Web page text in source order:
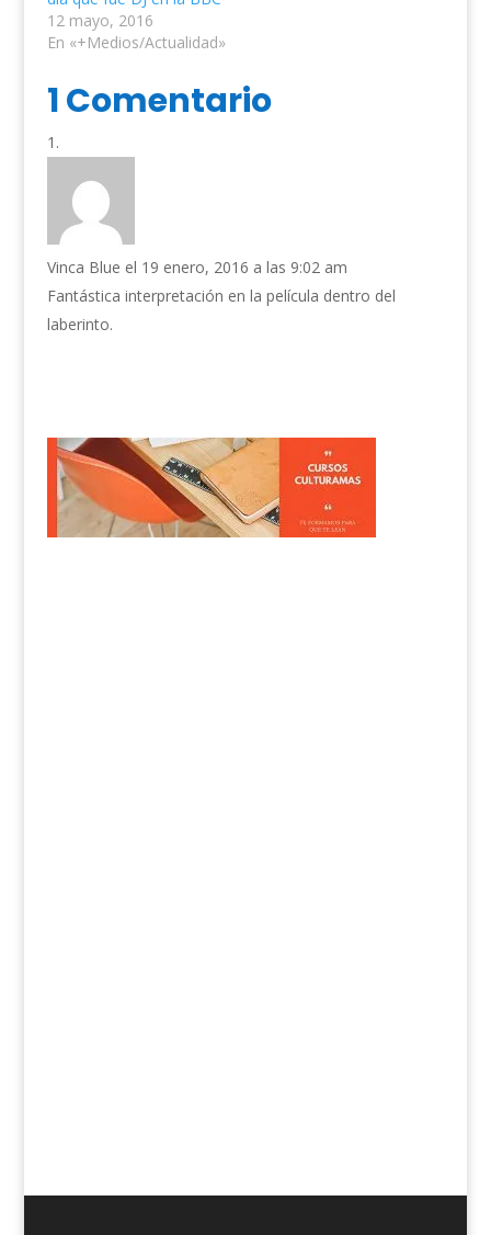
12 mayo, 2016
En «+Medios/Actualidad»
1 Comentario
Vinca Blue el 19 enero, 2016 a las 9:02 am
Fantástica interpretación en la película dentro del
laberinto.